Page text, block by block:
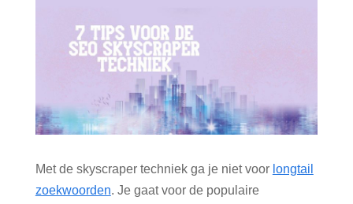
Met de skyscraper techniek ga je niet voor longtail
zoekwoorden. Je gaat voor de populaire